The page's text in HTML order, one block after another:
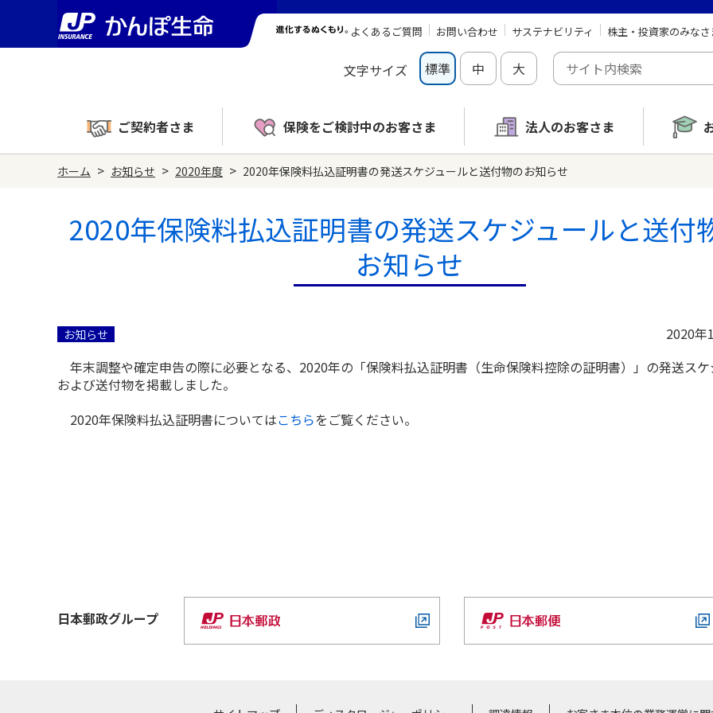
よくあるご質問 お問い合わせ サステナビリティ 株主・投資家のみな
文字サイズ 標準 中 大
ご契約者さま 保険をご検討中のお客さま 法人のお客さま
ホーム > お知らせ > 2020年度 > 2020年保険料払込証明書の発送スケジュールと送付物のお知らせ
2020年保険料払込証明書の発送スケジュールと送付
お知らせ
お知らせ
2020年
年末調整や確定申告の際に必要となる、2020年の「保険料払込証明書（生命保険料控除の証明書）」の発送ス
および送付物を掲載しました。
2020年保険料払込証明書についてはこちらをご覧ください。
日本郵政グループ